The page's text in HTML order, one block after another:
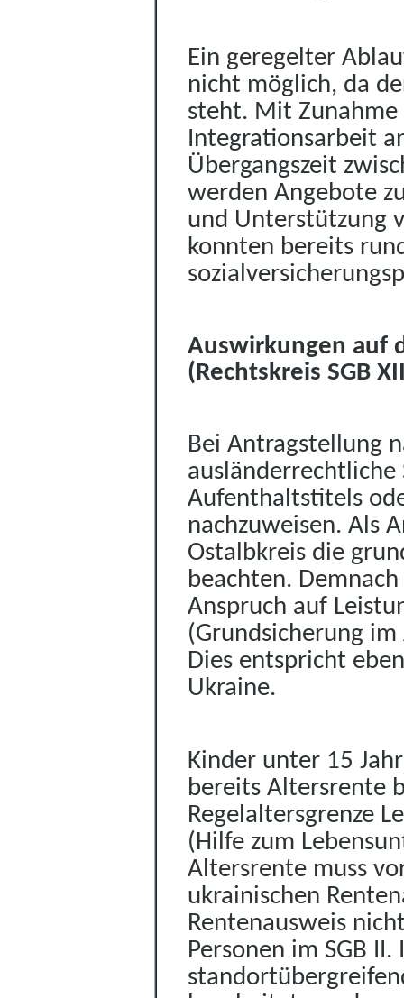
Ein geregelter
nicht möglich, da
steht. Mit
Integrationsarbeit
Übergangszeit
werden Angebote
und Unterstützung
konnten bereits
Auswirkungen auf
(Rechtskreis SGB
Bei Antragstellung
ausländerrechtliche
Aufenthaltstitels
nachzuweisen. Als
Ostalbkreis die
beachten.
Anspruch auf
(Grundsicherung
Dies entspricht
Ukraine.
Kinder unter 15
bereits Altersrente
Regelaltersgrenze
(Hilfe zum
Altersrente muss
ukrainischen
Rentenausweis
Personen im SGB II.
standortübergreife